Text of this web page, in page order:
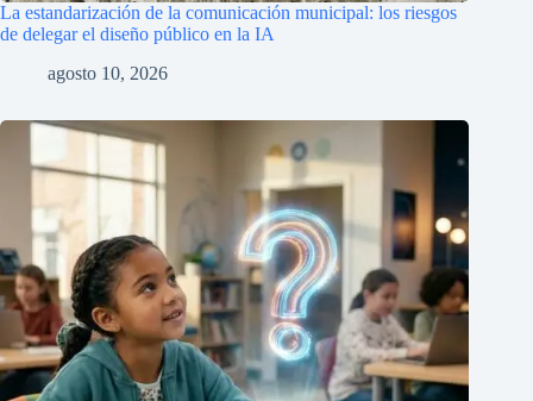
La estandarización de la comunicación municipal: los riesgos
de delegar el diseño público en la IA
agosto 10, 2026